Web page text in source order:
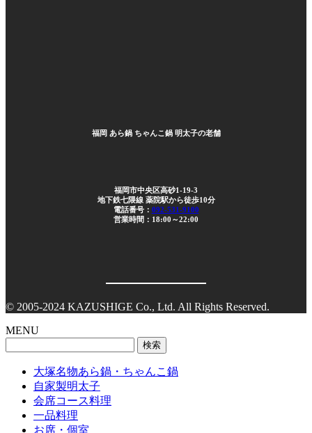
福岡 あら鍋 ちゃんこ鍋 明太子の老舗
福岡市中央区高砂1-19-3
地下鉄七隈線 薬院駅から徒歩10分
電話番号： 092-531-9100
営業時間：18:00～22:00
© 2005-2024 KAZUSHIGE Co., Ltd. All Rights Reserved.
MENU
大塚名物あら鍋・ちゃんこ鍋
自家製明太子
会席コース料理
一品料理
お席・個室